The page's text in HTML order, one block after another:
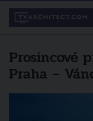
Prosincové
Praha –